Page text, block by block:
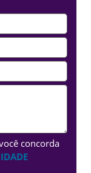
concorda